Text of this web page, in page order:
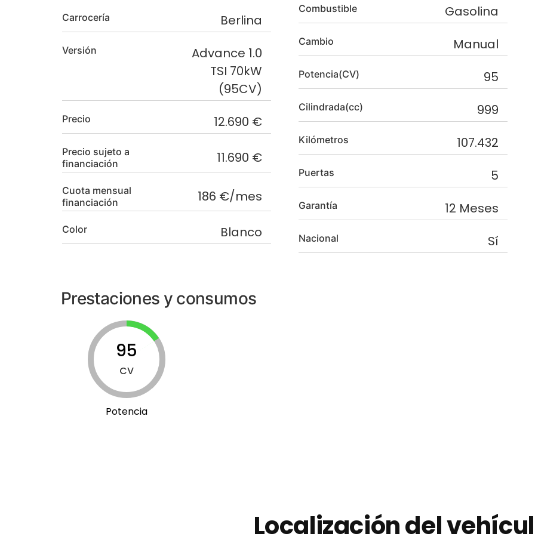
Carrocería Berlina
Versión
Advance 1.0
TSI 70kW
(95CV)
Precio 12.690 €
Precio sujeto a
financiación
11.690 €
Cuota mensual
financiación
186 €/mes
Color Blanco
Combustible Gasolina
Cambio Manual
Potencia(CV) 95
Cilindrada(cc) 999
Kilómetros 107.432
Puertas 5
Garantía 12 Meses
Nacional Sí
Prestaciones y consumos
95
CV
Potencia
Localización del